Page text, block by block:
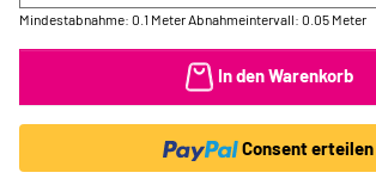
Mindestabnahme: 0.1 Meter Abnahmeintervall: 0.05 Meter
In den Warenkorb
Consent erteilen